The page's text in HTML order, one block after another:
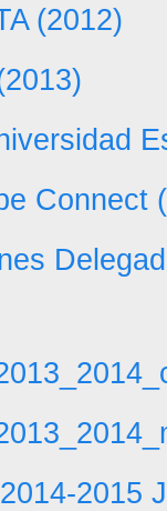
(2012)
Connect
2015